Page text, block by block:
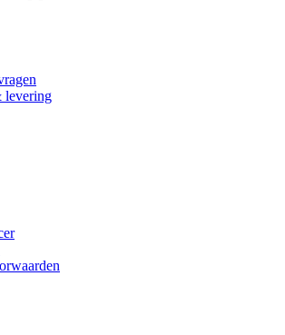
levering